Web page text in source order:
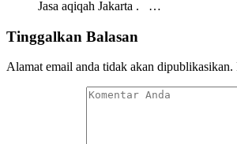
Jasa aqiqah Jakarta . …
Tinggalkan Balasan
Alamat email anda tidak akan dipublikasikan.